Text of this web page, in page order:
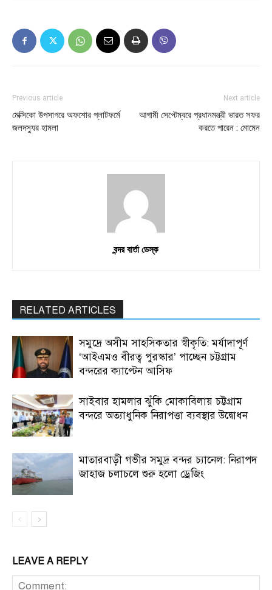
Previous article
মেক্সিকো উপসাগরে অফশোর প্লাটফর্মে
জলদস্যুর হামলা
Next article
আগামী সেপ্টেম্বরে প্রধানমন্ত্রী ভারত সফর
করতে পারেন : মোমেন
বন্দর বার্তা ডেস্ক
RELATED ARTICLES
সমুদ্রে অসীম সাহসিকতার স্বীকৃতি: মর্যাদাপূর্ণ
‘আইএমও বীরত্ব পুরস্কার’ পাচ্ছেন চট্টগ্রাম
বন্দরের ক্যাপ্টেন আসিফ
সাইবার হামলার ঝুঁকি মোকাবিলায় চট্টগ্রাম
বন্দরে অত্যাধুনিক নিরাপত্তা ব্যবস্থার উদ্বোধন
মাতারবাড়ী গভীর সমুদ্র বন্দর চ্যানেল: নিরাপদ
জাহাজ চলাচলে শুরু হলো ড্রেজিং
LEAVE A REPLY